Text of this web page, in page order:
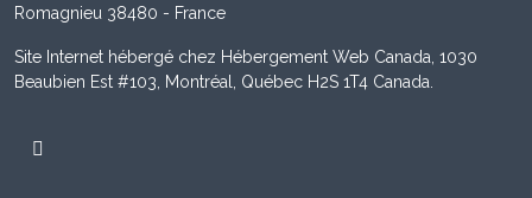
Romagnieu 38480 - France
Site Internet hébergé chez Hébergement Web Canada, 1030
Beaubien Est #103, Montréal, Québec H2S 1T4 Canada.